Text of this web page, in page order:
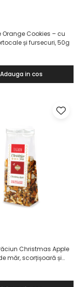
Orange Cookies – cu
și fursecuri, 50g
Adauga in cos
Christmas Apple
măr, scorțișoară și